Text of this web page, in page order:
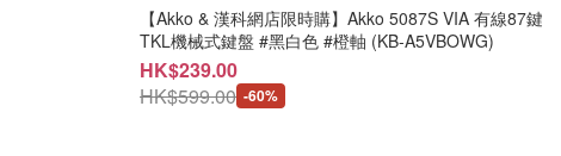
【Akko & 漢科網店限時購】Akko 5087S VIA 有線87鍵
TKL機械式鍵盤 #黑白色 #橙軸 (KB-A5VBOWG)
HK$239.00
HK$599.00 -60%